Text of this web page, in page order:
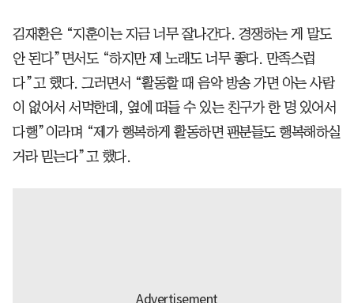
김재환은 “지훈이는 지금 너무 잘나간다. 경쟁하는 게 말도
안 된다”면서도 “하지만 제 노래도 너무 좋다. 만족스럽
다”고 했다. 그러면서 “활동할 때 음악 방송 가면 아는 사람
이 없어서 서먹한데, 옆에 떠들 수 있는 친구가 한 명 있어서
다행”이라며 “제가 행복하게 활동하면 팬분들도 행복해하실
거라 믿는다”고 했다.